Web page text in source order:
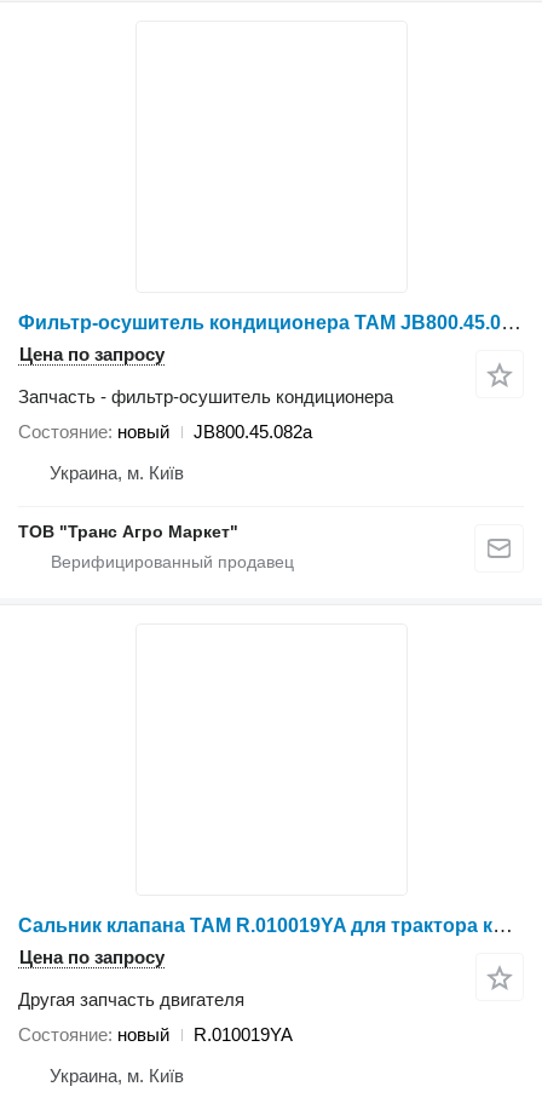
Фильтр-осушитель кондиционера TAM JB800.45.082a для трактора колесного
Цена по запросу
Запчасть - фильтр-осушитель кондиционера
Состояние новый
JB800.45.082a
Украина, м. Київ
ТОВ "Транс Агро Маркет"
Сальник клапана TAM R.010019YA для трактора колесного YTO 1204
Цена по запросу
Другая запчасть двигателя
Состояние новый
R.010019YA
Украина, м. Київ